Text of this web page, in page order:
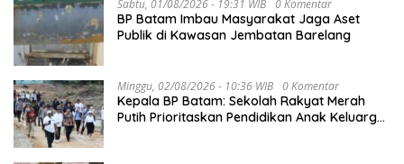
Sabtu, 01/08/2026 - 19:31 WIB 0 Komentar
BP Batam Imbau Masyarakat Jaga Aset
Publik di Kawasan Jembatan Barelang
Minggu, 02/08/2026 - 10:36 WIB 0 Komentar
Kepala BP Batam: Sekolah Rakyat Merah
Putih Prioritaskan Pendidikan Anak Keluarga